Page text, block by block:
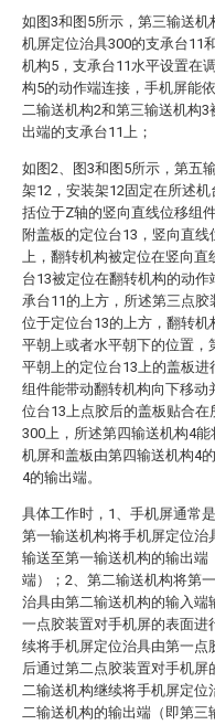
如图3和图5所示，第三输送
机屏定位治具300的支承台11
机构5，支承台11水平设置在
构5的动作端连接，手机屏能
二输送机构2和第三输送机构
出端的支承台11上；
如图2、图3和图5所示，第五
架12，安装架12固定在所述
括位于Z轴的竖向直线位移组
附盖板的定位台13，竖向直
上，翻转机构被定位在竖向直
台13被定位在翻转机构的动
承台11的上方，所述第三点
位于定位台13的上方，翻转
平朝上或者水平朝下的位置，
平朝上的定位台13上的盖板
组件能带动翻转机构向下移动
位台13上点胶后的盖板贴合
300上，所述第四输送机构4
机屏和盖板由第四输送机构4
4的输出端。
具体工作时，1、手机屏通常
第一输送机构将手机屏定位治
输送至第一输送机构的输出端
端）；2、第二输送机构将第
治具由第二输送机构的输入端
一点胶装置对手机屏的表面进
续将手机屏定位治具由第一点
后通过第二点胶装置对手机
二输送机构继续将手机屏定位
二输送机构的输出端（即第三